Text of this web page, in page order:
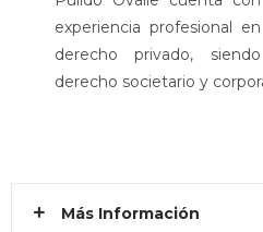
experiencia profesional
derecho privado,
derecho societario y
Más Información